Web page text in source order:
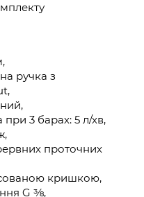
ручка з
3 барах: 5 л/хв,
проточних
кришкою,
G ⅜,